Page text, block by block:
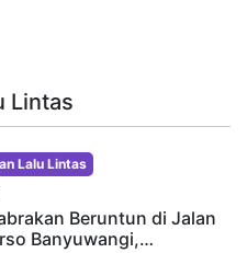
Lintas
Lalu Lintas
Beruntun di Jalan
Banyuwangi,…